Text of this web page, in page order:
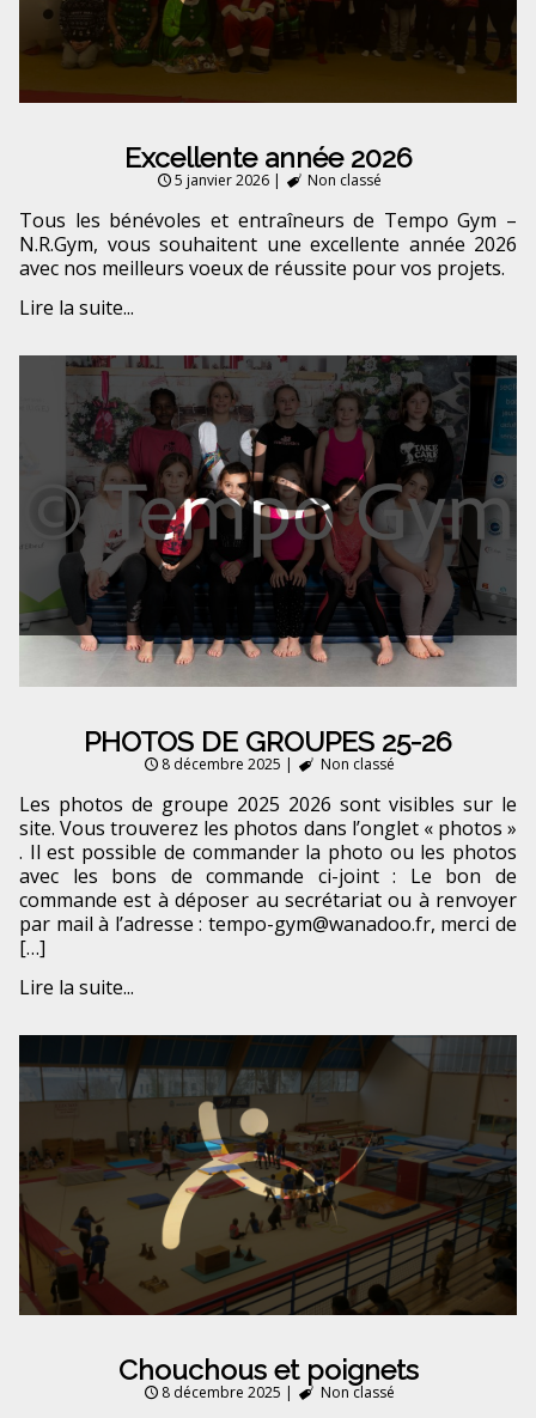
Excellente année 2026
5 janvier 2026| Non classé
Tous les bénévoles et entraîneurs de Tempo Gym –
N.R.Gym, vous souhaitent une excellente année 2026
avec nos meilleurs voeux de réussite pour vos projets.
Lire la suite...
PHOTOS DE GROUPES 25-26
8 décembre 2025 | Non classé
Les photos de groupe 2025 2026 sont visibles sur le
site. Vous trouverez les photos dans l’onglet « photos »
. Il est possible de commander la photo ou les photos
avec les bons de commande ci-joint : Le bon de
commande est à déposer au secrétariat ou à renvoyer
par mail à l’adresse : tempo-gym@wanadoo.fr, merci de
[…]
Lire la suite...
Chouchous et poignets
8 décembre 2025 | Non classé